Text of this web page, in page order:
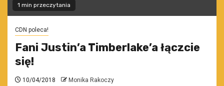
1 min przeczytania
CDN poleca!
Fani Justin’a Timberlake’a łączcie
się!
10/04/2018 Monika Rakoczy